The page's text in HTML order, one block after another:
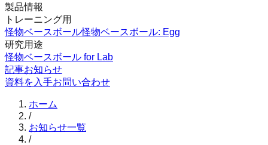
製品情報
トレーニング用
怪物ベースボール怪物ベースボール: Egg
研究用途
怪物ベースボール for Lab
記事お知らせ
資料を入手お問い合わせ
ホーム
/
お知らせ一覧
/